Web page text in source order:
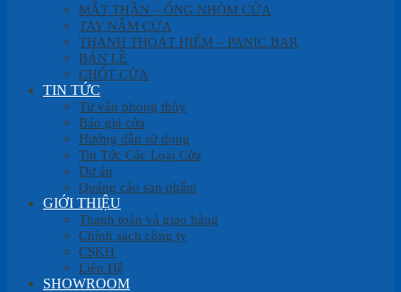
MẮT THẦN – ỐNG NHÒM CỬA
TAY NẮM CỬA
THANH THOÁT HIỂM – PANIC BAR
BẢN LỀ
CHỐT CỬA
TIN TỨC
Tư vấn phong thủy
Báo giá cửa
Hướng dẫn sử dụng
Tin Tức Các Loại Cửa
Dự án
Quảng cáo sản phẩm
GIỚI THIỆU
Thanh toán và giao hàng
Chính sách công ty
CSKH
Liên Hệ
SHOWROOM